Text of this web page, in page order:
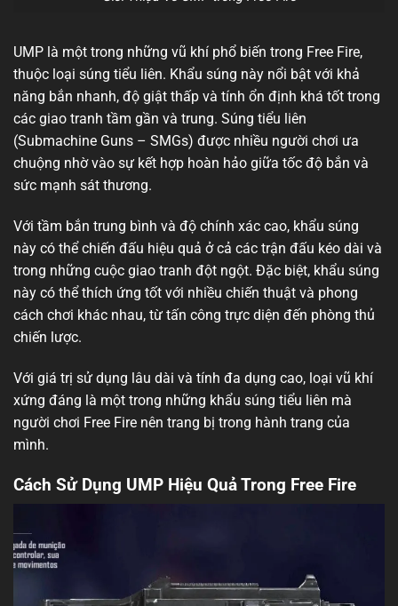
UMP là một trong những vũ khí phổ biến trong Free Fire,
thuộc loại súng tiểu liên. Khẩu súng này nổi bật với khả
năng bắn nhanh, độ giật thấp và tính ổn định khá tốt trong
các giao tranh tầm gần và trung. Súng tiểu liên
(Submachine Guns – SMGs) được nhiều người chơi ưa
chuộng nhờ vào sự kết hợp hoàn hảo giữa tốc độ bắn và
sức mạnh sát thương.
Với tầm bắn trung bình và độ chính xác cao, khẩu súng
này có thể chiến đấu hiệu quả ở cả các trận đấu kéo dài và
trong những cuộc giao tranh đột ngột. Đặc biệt, khẩu súng
này có thể thích ứng tốt với nhiều chiến thuật và phong
cách chơi khác nhau, từ tấn công trực diện đến phòng thủ
chiến lược.
Với giá trị sử dụng lâu dài và tính đa dụng cao, loại vũ khí
xứng đáng là một trong những khẩu súng tiểu liên mà
người chơi Free Fire nên trang bị trong hành trang của
mình.
Cách Sử Dụng UMP Hiệu Quả Trong Free Fire